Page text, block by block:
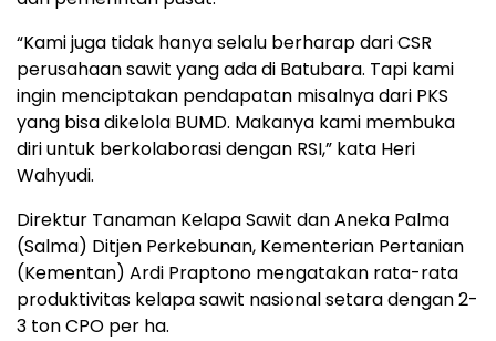
“Kami juga tidak hanya selalu berharap dari CSR
perusahaan sawit yang ada di Batubara. Tapi kami
ingin menciptakan pendapatan misalnya dari PKS
yang bisa dikelola BUMD. Makanya kami membuka
diri untuk berkolaborasi dengan RSI,” kata Heri
Wahyudi.
Direktur Tanaman Kelapa Sawit dan Aneka Palma
(Salma) Ditjen Perkebunan, Kementerian Pertanian
(Kementan) Ardi Praptono mengatakan rata-rata
produktivitas kelapa sawit nasional setara dengan 2-
3 ton CPO per ha.